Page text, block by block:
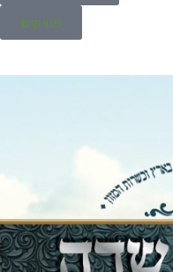
מנוי קיים